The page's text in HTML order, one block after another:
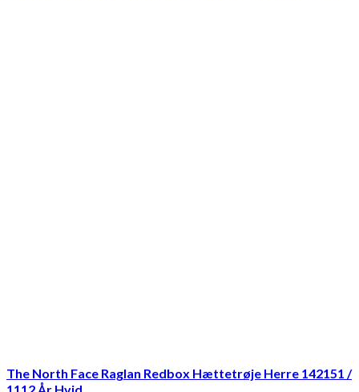
The North Face Raglan Redbox Hættetrøje Herre 142151 /
1112 År Hvid